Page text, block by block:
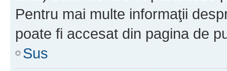
Pentru mai multe informaţii
poate fi accesat din pagina de
Sus